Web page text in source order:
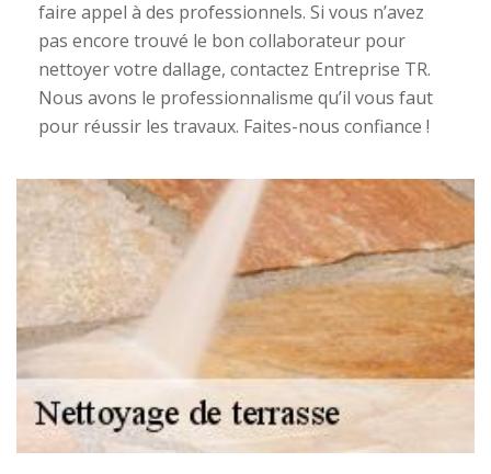
faire appel à des professionnels. Si vous n’avez
pas encore trouvé le bon collaborateur pour
nettoyer votre dallage, contactez Entreprise TR.
Nous avons le professionnalisme qu’il vous faut
pour réussir les travaux. Faites-nous confiance !